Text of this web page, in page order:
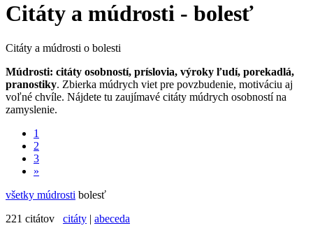
Citáty a múdrosti - bolesť
Citáty a múdrosti o bolesti
Múdrosti: citáty osobností, príslovia, výroky ľudí, porekadlá,
pranostiky. Zbierka múdrych viet pre povzbudenie, motiváciu aj
voľné chvíle. Nájdete tu zaujímavé citáty múdrych osobností na
zamyslenie.
1
2
3
»
všetky múdrosti bolesť
221 citátov citáty | abeceda